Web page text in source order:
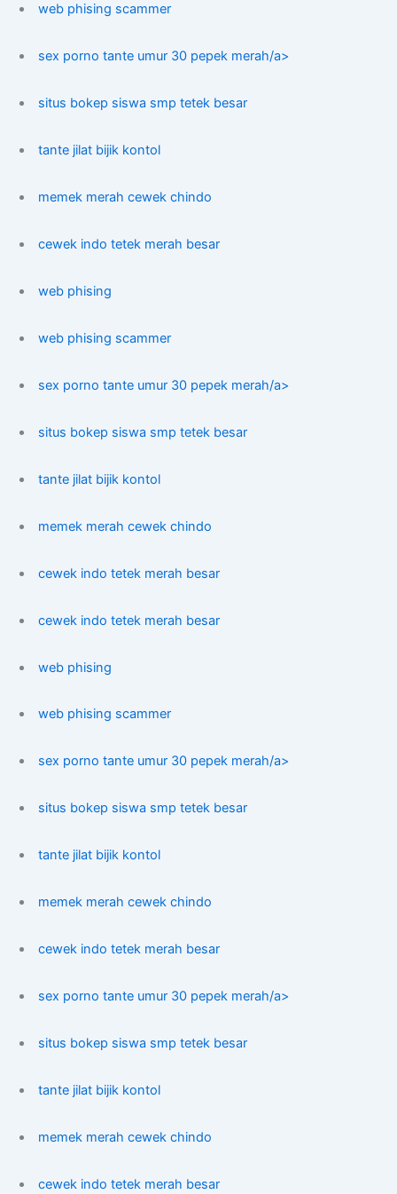
web phising scammer
sex porno tante umur 30 pepek merah/a>
situs bokep siswa smp tetek besar
tante jilat bijik kontol
memek merah cewek chindo
cewek indo tetek merah besar
web phising
web phising scammer
sex porno tante umur 30 pepek merah/a>
situs bokep siswa smp tetek besar
tante jilat bijik kontol
memek merah cewek chindo
cewek indo tetek merah besar
cewek indo tetek merah besar
web phising
web phising scammer
sex porno tante umur 30 pepek merah/a>
situs bokep siswa smp tetek besar
tante jilat bijik kontol
memek merah cewek chindo
cewek indo tetek merah besar
sex porno tante umur 30 pepek merah/a>
situs bokep siswa smp tetek besar
tante jilat bijik kontol
memek merah cewek chindo
cewek indo tetek merah besar